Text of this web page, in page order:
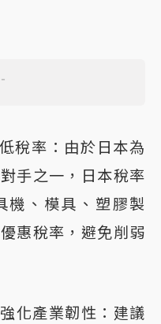
稅率：由於日本為
手之一，日本稅率
機、模具、塑膠製
惠稅率，避免削弱
化產業韌性：建議